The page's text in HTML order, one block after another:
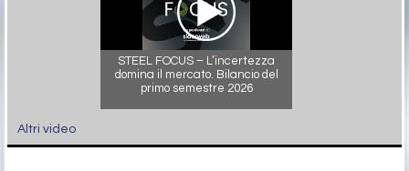
STEEL FOCUS – L’incertezza
domina il mercato. Bilancio del
primo semestre 2026
Altri video